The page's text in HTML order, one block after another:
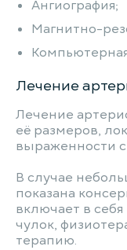
Ангиография;
Магнитно-
Лечение
Лечение
её размеров,
выраженности
В случае
показана
включает в
чулок,
терапию.